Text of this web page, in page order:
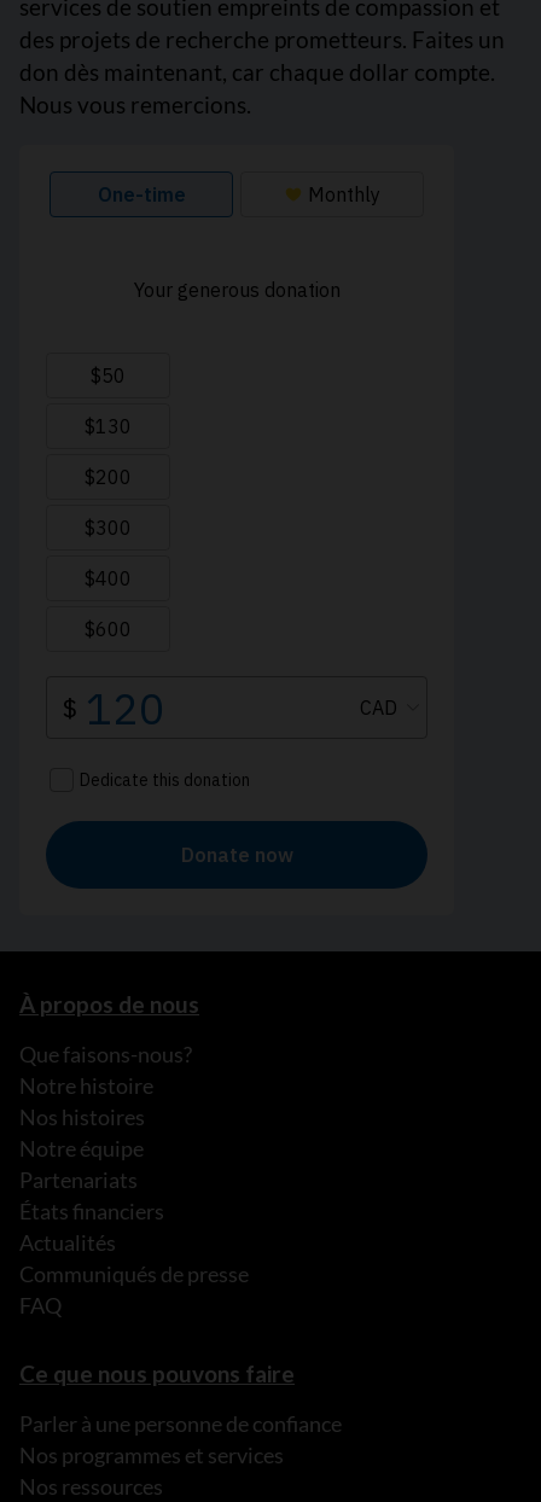
services de soutien empreints de compassion et
des projets de recherche prometteurs. Faites un
don dès maintenant, car chaque dollar compte.
Nous vous remercions.
À propos de nous
Que faisons-nous?
Notre histoire
Nos histoires
Notre équipe
Partenariats
États financiers
Actualités
Communiqués de presse
FAQ
Ce que nous pouvons faire
Parler à une personne de confiance
Nos programmes et services
Nos ressources